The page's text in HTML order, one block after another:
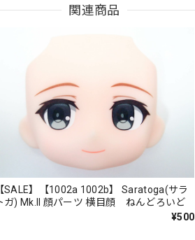
関連商品
【SALE】【1002a 1002b】 Saratoga(サラ
ガ) Mk.II 顔パーツ 横目顔 ねんどろいど
¥500